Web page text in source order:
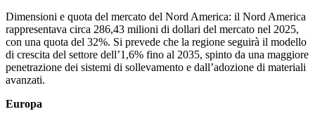
Dimensioni e quota del mercato del Nord America: il Nord America
rappresentava circa 286,43 milioni di dollari del mercato nel 2025,
con una quota del 32%. Si prevede che la regione seguirà il modello
di crescita del settore dell’1,6% fino al 2035, spinto da una maggiore
penetrazione dei sistemi di sollevamento e dall’adozione di materiali
avanzati.
Europa